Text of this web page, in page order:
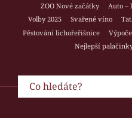
ZOO Nové začátky
Auto –
Volby 2025
Svařené víno
Pěstování lichořeřišnice
Nejlepší